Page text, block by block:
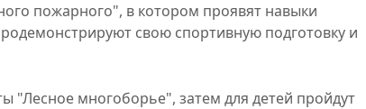
пожарного", в котором проявят навыки
свою спортивную подготовку и
"Лесное многоборье", затем для​ детей​ пройдут​